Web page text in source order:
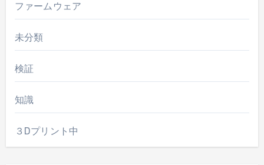
ファームウェア
未分類
検証
知識
３Dプリント中